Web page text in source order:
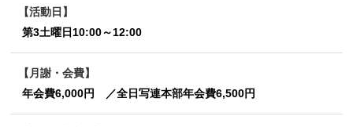
活動日
第3土曜日10:00～12:00
月謝・会費
年会費6,000円 ／全日写連本部年会費6,500円